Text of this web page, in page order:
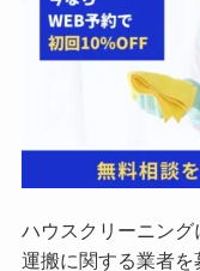
ハウスクリーニン
運搬に関する業者を